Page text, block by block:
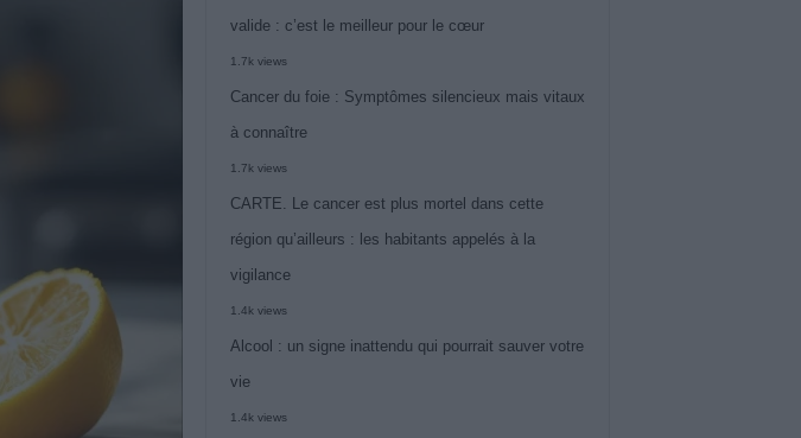
valide : c’est le meilleur pour le cœur
1.7k views
Cancer du foie : Symptômes silencieux mais vitaux
à connaître
1.7k views
CARTE. Le cancer est plus mortel dans cette
région qu’ailleurs : les habitants appelés à la
vigilance
1.4k views
Alcool : un signe inattendu qui pourrait sauver votre
vie
1.4k views